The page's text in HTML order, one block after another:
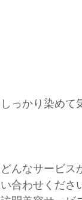
しっかり染め
どんなサービス
い合わせくださ